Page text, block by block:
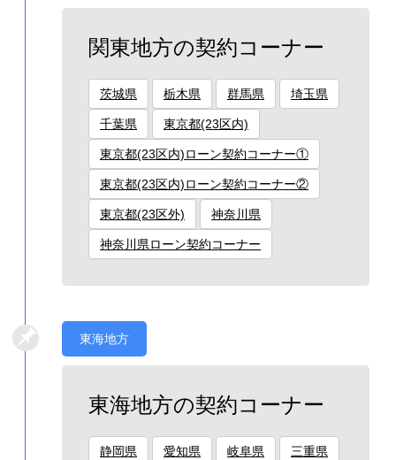
関東地方の契約コーナー
茨城県 栃木県 群馬県 埼玉県
千葉県 東京都(23区内)
東京都(23区内)ローン契約コーナー①
東京都(23区内)ローン契約コーナー②
東京都(23区外) 神奈川県
神奈川県ローン契約コーナー
東海地方
東海地方の契約コーナー
静岡県 愛知県 岐阜県 三重県